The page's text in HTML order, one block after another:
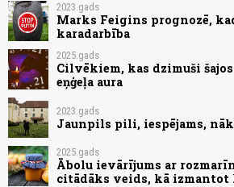
2023.gads
Marks Feigins prognozē,
karadarbība
2025.gads
Cilvēkiem, kas dzimuši
eņģeļa aura
2023.gads
Jaunpils pili, iespējams,
2025.gads
Ābolu ievārījums ar
citādāks veids, kā izmantot